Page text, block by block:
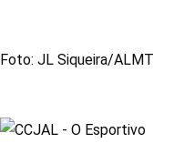
Foto: JL Siqueira/ALMT